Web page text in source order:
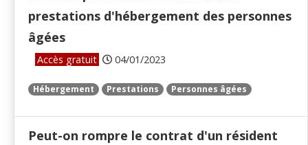
prestations d'hébergement des personnes
âgées
Accès gratuit 04/01/2023
Hébergement Prestations Personnes âgées
Peut-on rompre le contrat d'un résident